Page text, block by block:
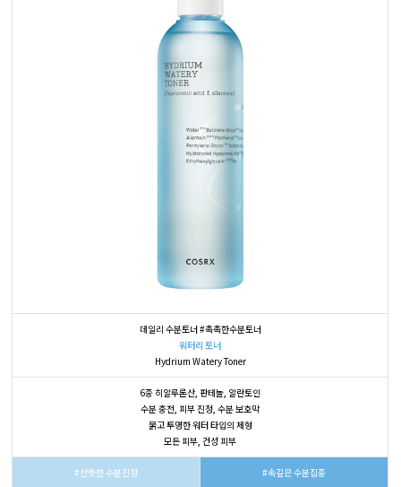
데일리 수분토너 #촉촉한수분토너
워터리 토너
Hydrium Watery Toner
6중 히알루론산, 판테놀, 알란토인
수분 충전, 피부 진정, 수분 보호막
묽고 투명한 워터 타입의 제형
모든 피부, 건성 피부
#산뜻한 수분진정 #속깊은 수분집중